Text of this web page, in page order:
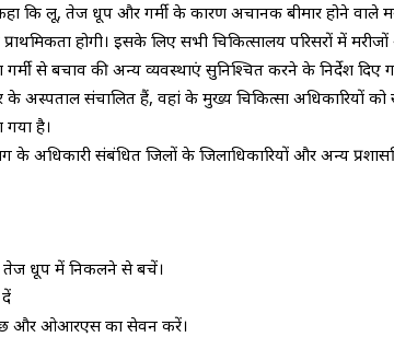
कि लू, तेज धूप और गर्मी के कारण अचानक बीमार होने वाले
होगी। इसके लिए सभी चिकित्सालय परिसरों में मरीजों
से बचाव की अन्य व्यवस्थाएं सुनिश्चित करने के निर्देश दिए
अस्पताल संचालित हैं, वहां के मुख्य चिकित्सा अधिकारियों को
है।
के अधिकारी संबंधित जिलों के जिलाधिकारियों और अन्य
धूप में निकलने से बचें।
और ओआरएस का सेवन करें।